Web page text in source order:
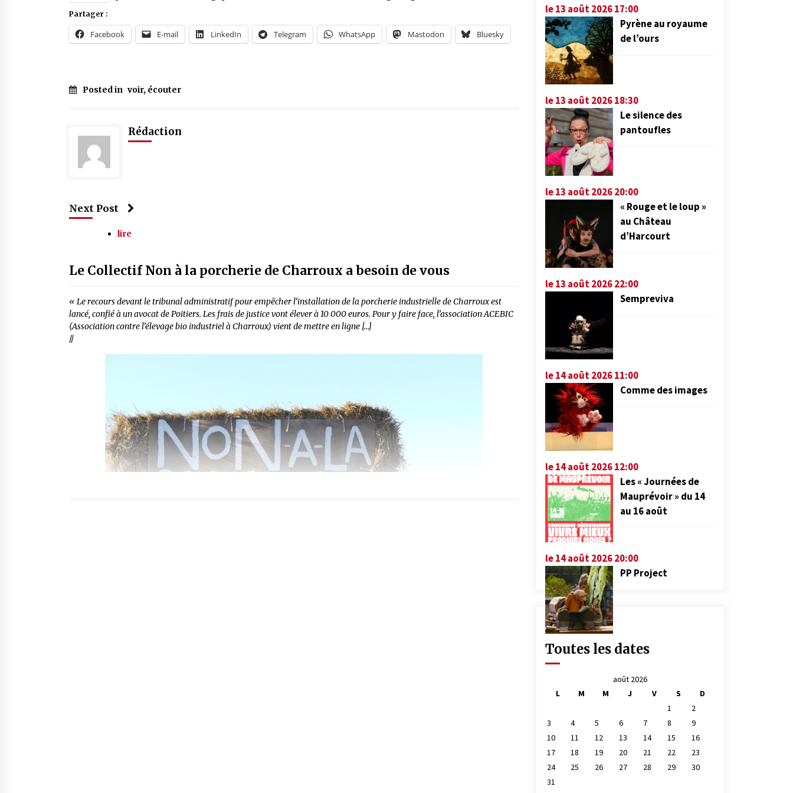
Partager :
Facebook E-mail LinkedIn Telegram WhatsApp Mastodon Bluesky
Posted in voir, écouter
Rédaction
Next Post
lire
Le Collectif Non à la porcherie de Charroux a besoin de vous
« Le recours devant le tribunal administratif pour empêcher l’installation de la porcherie industrielle de Charroux est
lancé, confié à un avocat de Poitiers. Les frais de justice vont élever à 10 000 euros. Pour y faire face, l’association ACEBIC
(Association contre l’élevage bio industriel à Charroux) vient de mettre en ligne […]
//
le 13 août 2026 17:00
Pyrène au royaume
de l’ours
le 13 août 2026 18:30
Le silence des
pantoufles
le 13 août 2026 20:00
« Rouge et le loup »
au Château
d’Harcourt
le 13 août 2026 22:00
Sempreviva
le 14 août 2026 11:00
Comme des images
le 14 août 2026 12:00
Les « Journées de
Mauprévoir » du 14
au 16 août
le 14 août 2026 20:00
PP Project
Toutes les dates
août 2026
L
M M J V S
D
1
2
3
4 5 6 7 8
9
10
11 12 13 14 15
16
17
18 19 20 21 22
23
24
25 26 27 28 29
30
31